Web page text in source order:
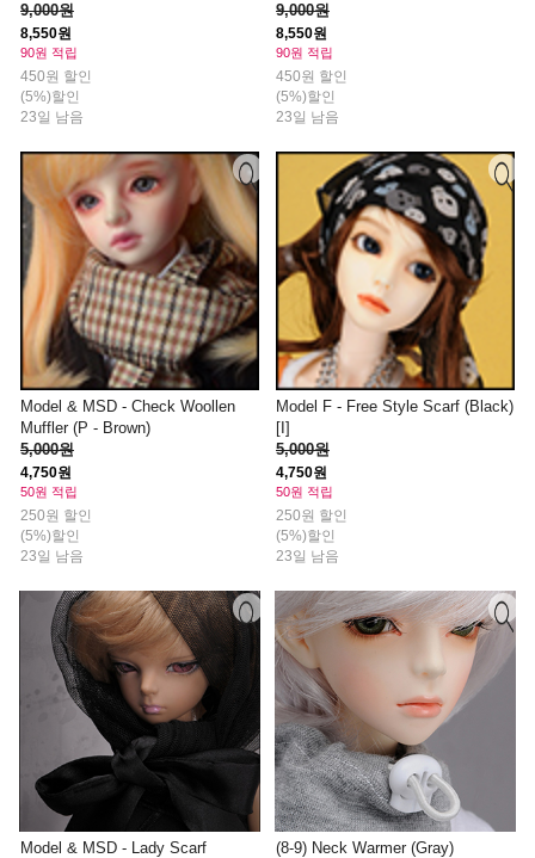
9,000원
8,550원
90원 적립
450원 할인
(5%)할인
23일 남음
9,000원
8,550원
90원 적립
450원 할인
(5%)할인
23일 남음
Model & MSD - Check Woollen
Muffler (P - Brown)
5,000원
4,750원
50원 적립
250원 할인
(5%)할인
23일 남음
Model F - Free Style Scarf (Black)
[I]
5,000원
4,750원
50원 적립
250원 할인
(5%)할인
23일 남음
Model & MSD - Lady Scarf
(8-9) Neck Warmer (Gray)